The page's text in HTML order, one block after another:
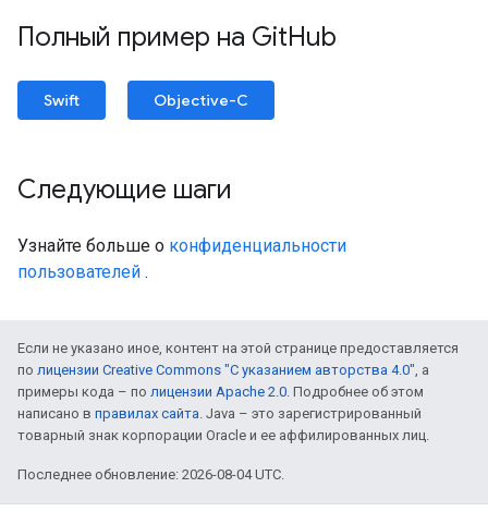
Полный пример на GitHub
Swift Objective-C
Следующие шаги
Узнайте больше о конфиденциальности
пользователей .
Если не указано иное, контент на этой странице предоставляется
по лицензии Creative Commons "С указанием авторства 4.0", а
примеры кода – по лицензии Apache 2.0. Подробнее об этом
написано в правилах сайта. Java – это зарегистрированный
товарный знак корпорации Oracle и ее аффилированных лиц.
Последнее обновление: 2026-08-04 UTC.